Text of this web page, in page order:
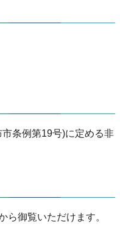
条例第19号)に定める非
ら御覧いただけます。